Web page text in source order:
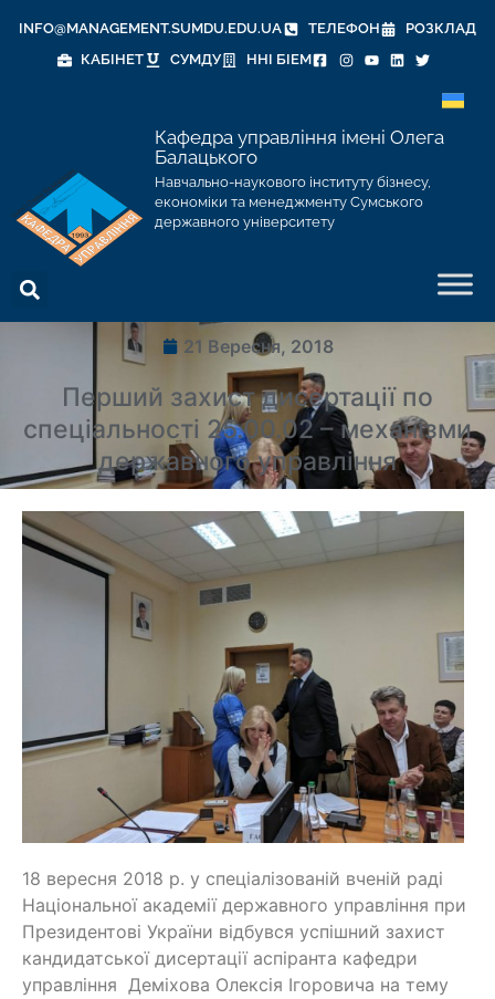
INFO@MANAGEMENT.SUMDU.EDU.UA ТЕЛЕФОН
РОЗКЛАД
КАБІНЕТ
СУМДУ ННІ БІЕМ
Кафедра управління імені Олега
Балацького
Навчально-наукового інституту бізнесу,
економіки та менеджменту Сумського
державного університету
21 Вересня, 2018
Перший захист дисертації по
спеціальності 25.00.02 – механізми
державного управління
18 вересня 2018 р. у спеціалізованій вченій раді
Національної академії державного управління при
Президентові України відбувся успішний захист
кандидатської дисертації аспіранта кафедри
управління Деміхова Олексія Ігоровича на тему